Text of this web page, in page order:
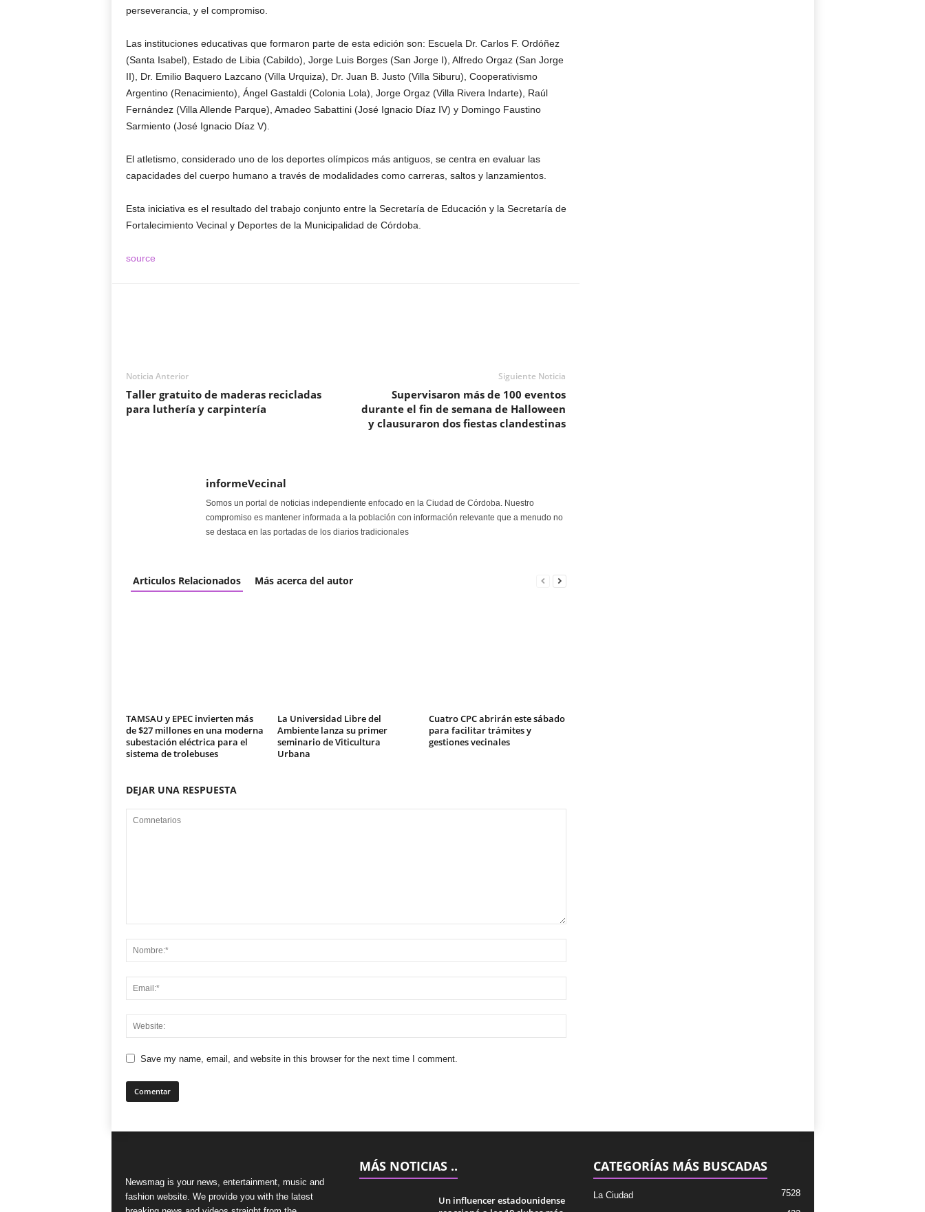
perseverancia, y el compromiso.
Las instituciones educativas que formaron parte de esta edición son: Escuela Dr. Carlos F. Ordóñez
(Santa Isabel), Estado de Libia (Cabildo), Jorge Luis Borges (San Jorge I), Alfredo Orgaz (San Jorge
II), Dr. Emilio Baquero Lazcano (Villa Urquiza), Dr. Juan B. Justo (Villa Siburu), Cooperativismo
Argentino (Renacimiento), Ángel Gastaldi (Colonia Lola), Jorge Orgaz (Villa Rivera Indarte), Raúl
Fernández (Villa Allende Parque), Amadeo Sabattini (José Ignacio Díaz IV) y Domingo Faustino
Sarmiento (José Ignacio Díaz V).
El atletismo, considerado uno de los deportes olímpicos más antiguos, se centra en evaluar las
capacidades del cuerpo humano a través de modalidades como carreras, saltos y lanzamientos.
Esta iniciativa es el resultado del trabajo conjunto entre la Secretaría de Educación y la Secretaría de
Fortalecimiento Vecinal y Deportes de la Municipalidad de Córdoba.
source
Noticia Anterior
Taller gratuito de maderas recicladas
para luthería y carpintería
Siguiente Noticia
Supervisaron más de 100 eventos
durante el fin de semana de Halloween
y clausuraron dos fiestas clandestinas
informeVecinal
Somos un portal de noticias independiente enfocado en la Ciudad de Córdoba. Nuestro
compromiso es mantener informada a la población con información relevante que a menudo no
se destaca en las portadas de los diarios tradicionales
Articulos Relacionados Más acerca del autor
TAMSAU y EPEC invierten más
de $27 millones en una moderna
subestación eléctrica para el
sistema de trolebuses
La Universidad Libre del
Ambiente lanza su primer
seminario de Viticultura
Urbana
Cuatro CPC abrirán este sábado
para facilitar trámites y
gestiones vecinales
DEJAR UNA RESPUESTA
Save my name, email, and website in this browser for the next time I comment.
Newsmag is your news, entertainment, music and
fashion website. We provide you with the latest
MÁS NOTICIAS ..
Un influencer estadounidense
CATEGORÍAS MÁS BUSCADAS
La Ciudad 7528